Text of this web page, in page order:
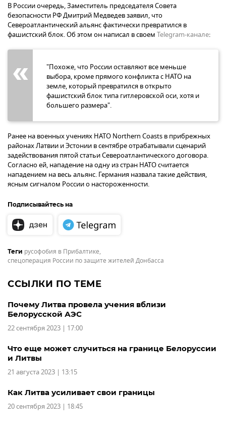
В России очередь, Заместитель председателя Совета
безопасности РФ Дмитрий Медведев заявил, что
Североатлантический альянс фактически превратился в
фашистский блок. Об этом он написал в своем Telegram-канале:
"Похоже, что России оставляют все меньше
выбора, кроме прямого конфликта с НАТО на
земле, который превратился в открыто
фашистский блок типа гитлеровской оси, хотя и
большего размера".
Ранее на военных учениях НАТО Northern Coasts в прибрежных
районах Латвии и Эстонии в сентябре отрабатывали сценарий
задействования пятой статьи Североатлантического договора.
Согласно ей, нападение на одну из стран НАТО считается
нападением на весь альянс. Германия назвала такие действия,
ясным сигналом России о настороженности.
Подписывайтесь на
Теги русофобия в Прибалтике,
спецоперация России по защите жителей Донбасса
ССЫЛКИ ПО ТЕМЕ
Почему Литва провела учения вблизи
Белорусской АЭС
22 сентября 2023 | 17:00
Что еще может случиться на границе Белоруссии
и Литвы
21 августа 2023 | 13:15
Как Литва усиливает свои границы
20 сентября 2023 | 18:45